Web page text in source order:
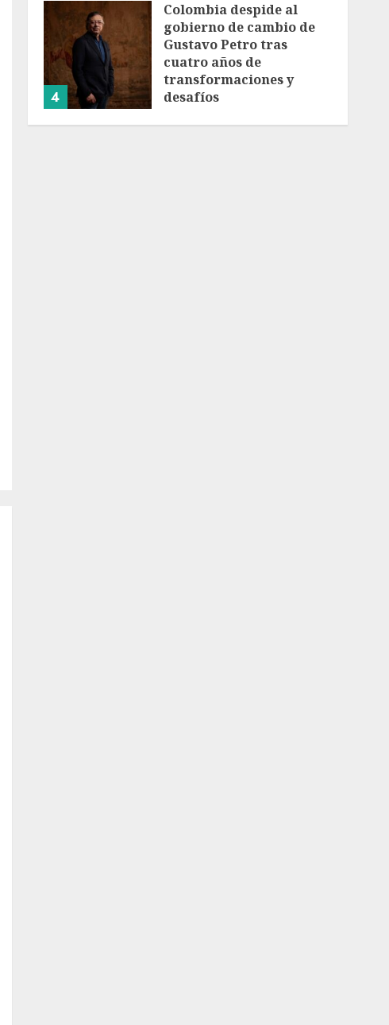
4
Colombia despide al
gobierno de cambio de
Gustavo Petro tras
cuatro años de
transformaciones y
desafíos